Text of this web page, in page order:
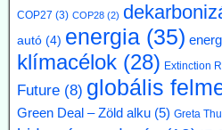
is. A 300 MW Paks II
2026.07.17. Blackout News:
vezérigazgatója a német -
5 évvel előbbre hozott -
Markus Krebber, az RWE
hosszabbítsák meg a német
COP27 (3) COP28 (2)
autó (4) energia (35)
klímacélok (28) Extinction
Future (8) globális
Green Deal – Zöld alku (5) Greta